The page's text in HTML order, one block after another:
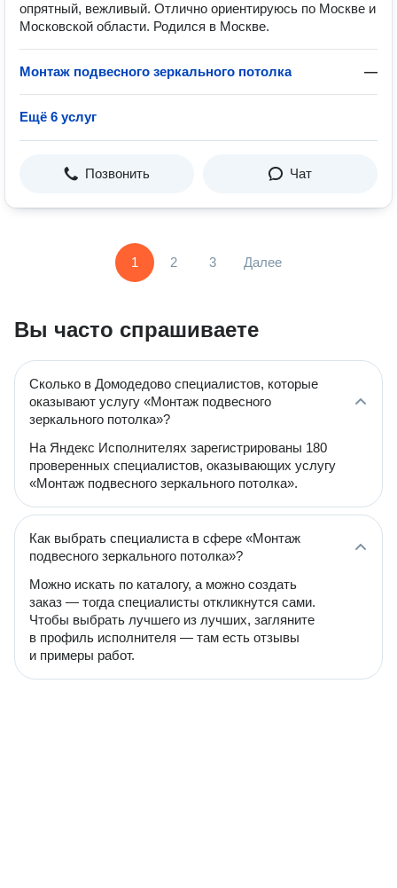
опрятный, вежливый. Отлично ориентируюсь по Москве и
Московской области. Родился в Москве.
Монтаж подвесного зеркального потолка —
Ещё 6 услуг
Позвонить Чат
1 2 3 Далее
Вы часто спрашиваете
Сколько в Домодедово специалистов, которые
оказывают услугу «Монтаж подвесного
зеркального потолка»?
На Яндекс Исполнителях зарегистрированы 180
проверенных специалистов, оказывающих услугу
«Монтаж подвесного зеркального потолка».
Как выбрать специалиста в сфере «Монтаж
подвесного зеркального потолка»?
Можно искать по каталогу, а можно создать
заказ — тогда специалисты откликнутся сами.
Чтобы выбрать лучшего из лучших, загляните
в профиль исполнителя — там есть отзывы
и примеры работ.